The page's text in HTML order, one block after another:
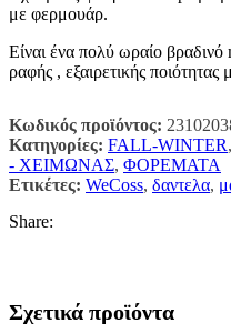
με φερμουάρ.
Είναι ένα πολύ ωραίο
ραφής , εξαιρετικής
Κωδικός προϊόντος:
Κατηγορίες: FALL-WINTER,
- ΧΕΙΜΩΝΑΣ, ΦΟΡΕΜΑΤΑ
Ετικέτες: WeCoss, δαντελα,
Share:
Σχετικά προϊόντα